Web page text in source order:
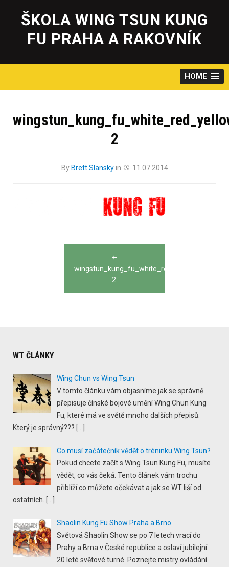
content
ŠKOLA WING TSUN KUNG
FU PRAHA A RAKOVNÍK
HOME
2
By Brett Slanskyin 11.07.2014
navigation
2
WT ČLÁNKY
Wing Chun vs Wing Tsun
V tomto článku vám objasníme jak se správně
přepisuje čínské bojové umění Wing Chun Kung
Fu, které má ve světě mnoho dalších přepisů.
Který je správný???
Co musí začátečník vědět o tréninku Wing Tsun?
Pokud chcete začít s Wing Tsun Kung Fu, musíte
vědět, co vás čeká. Tento článek vám trochu
přiblíží co můžete očekávat a jak se WT liší od
ostatních.
Shaolin Kung Fu Show Praha a Brno
Světová Shaolin Show se po 7 letech vrací do
Prahy a Brna v České republice a oslaví jubilejní
20 leté světové turné. Poznejte mistry ovládání